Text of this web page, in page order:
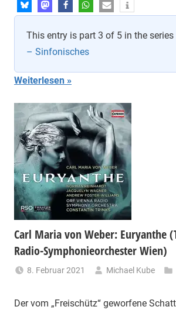
This entry is part 3 of 5 in the series
– Sinfonisches
Weiterlesen
Carl Maria von Weber: Euryanthe
Radio-Symphonieorchester Wien)
8. Februar 2021 Michael Kube
Der vom „Freischütz“ geworfene